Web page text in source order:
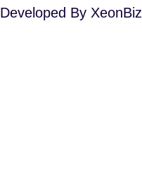
Developed By XeonBiz